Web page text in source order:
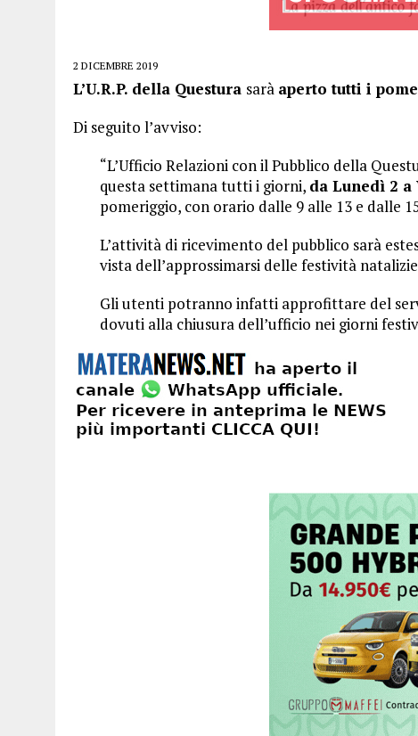
2 DICEMBRE 2019
L’U.R.P. della Questura sarà aperto tutti i
Di seguito l’avviso:
“L’Ufficio Relazioni con il Pubblico della
questa settimana tutti i giorni, da Lunedì 2 a
pomeriggio, con orario dalle 9 alle 13 e dalle
L’attività di ricevimento del pubblico sarà
vista dell’approssimarsi delle festività
Gli utenti potranno infatti approfittare del
dovuti alla chiusura dell’ufficio nei giorni